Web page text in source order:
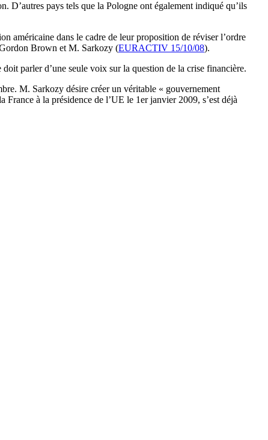
pays tels que la Pologne ont également indiqué qu’ils
américaine dans le cadre de leur proposition de réviser l’ordre
Brown et M. Sarkozy (EURACTIV 15/10/08).
parler d’une seule voix sur la question de la crise financière.
M. Sarkozy désire créer un véritable « gouvernement
à la présidence de l’UE le 1er janvier 2009, s’est déjà